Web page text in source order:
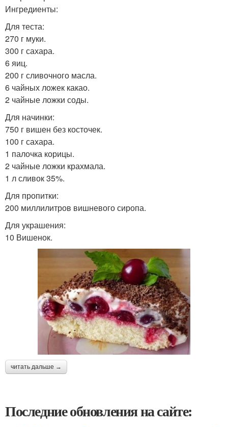
Ингредиенты:
Для теста:
270 г муки.
300 г сахара.
6 яиц.
200 г сливочного масла.
6 чайных ложек какао.
2 чайные ложки соды.
Для начинки:
750 г вишен без косточек.
100 г сахара.
1 палочка корицы.
2 чайные ложки крахмала.
1 л сливок 35%.
Для пропитки:
200 миллилитров вишневого сиропа.
Для украшения:
10 Вишенок.
читать дальше →
Последние обновления на сайте: